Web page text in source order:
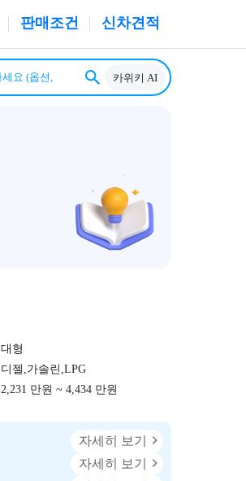
판매조건 신차견적
카위키 AI
대형
디젤,가솔린,LPG
2,231 만원 ~ 4,434 만원
자세히 보기
자세히 보기